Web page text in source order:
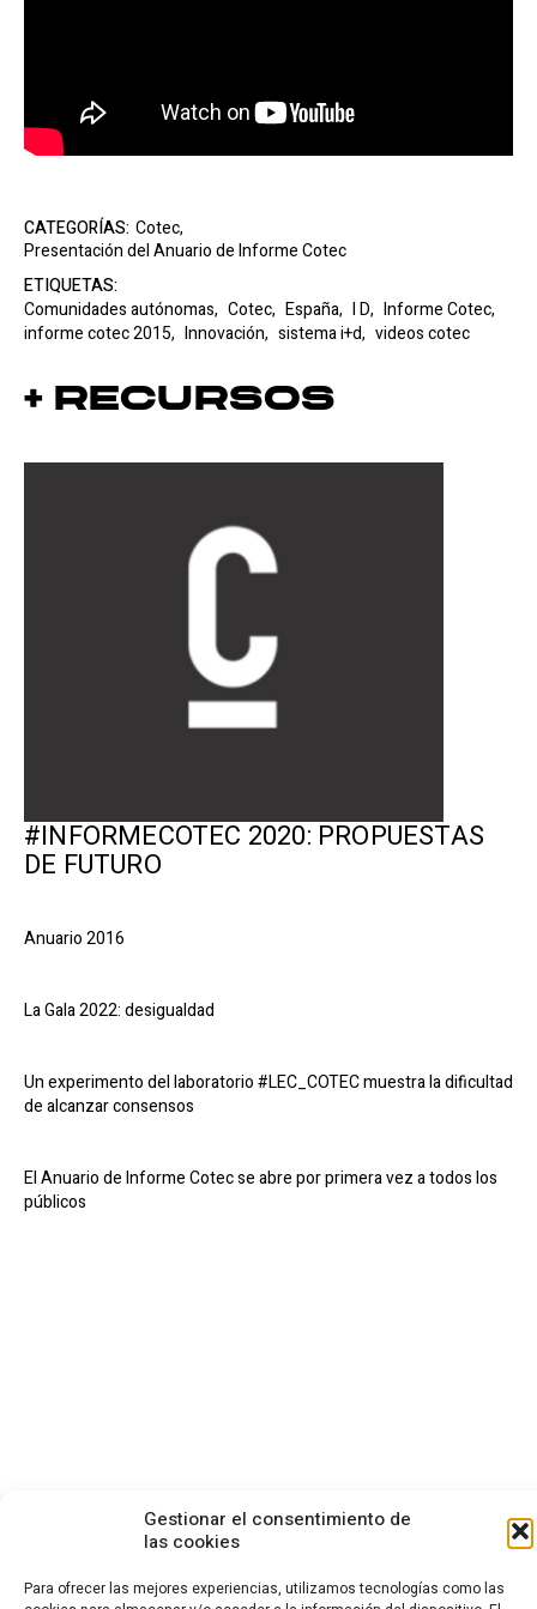
Gestionar el consentimiento de
las cookies
Para ofrecer las mejores experiencias, utilizamos tecnologías como las
CATEGORÍAS: Cotec,
Presentación del Anuario de Informe Cotec
ETIQUETAS:
Comunidades autónomas, Cotec, España, I D, Informe Cotec,
informe cotec 2015, Innovación, sistema i+d, videos cotec
+ Recursos
#INFORMECOTEC 2020: PROPUESTAS
DE FUTURO
Anuario 2016
La Gala 2022: desigualdad
Un experimento del laboratorio #LEC_COTEC muestra la dificultad
de alcanzar consensos
El Anuario de Informe Cotec se abre por primera vez a todos los
públicos
28003 - Madrid. España